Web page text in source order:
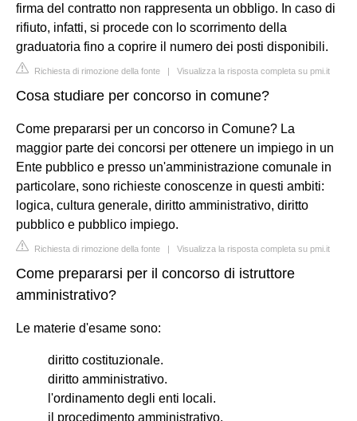
firma del contratto non rappresenta un obbligo. In caso di
rifiuto, infatti, si procede con lo scorrimento della
graduatoria fino a coprire il numero dei posti disponibili.
Richiesta di rimozione della fonte | Visualizza la risposta completa su pmi.it
Cosa studiare per concorso in comune?
Come prepararsi per un concorso in Comune? La
maggior parte dei concorsi per ottenere un impiego in un
Ente pubblico e presso un'amministrazione comunale in
particolare, sono richieste conoscenze in questi ambiti:
logica, cultura generale, diritto amministrativo, diritto
pubblico e pubblico impiego.
Richiesta di rimozione della fonte | Visualizza la risposta completa su pmi.it
Come prepararsi per il concorso di istruttore
amministrativo?
Le materie d'esame sono:
diritto costituzionale.
diritto amministrativo.
l'ordinamento degli enti locali.
il procedimento amministrativo.